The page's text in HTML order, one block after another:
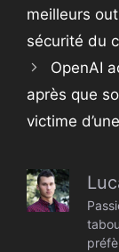
meilleurs
sécurité du
OpenAI
après que
victime